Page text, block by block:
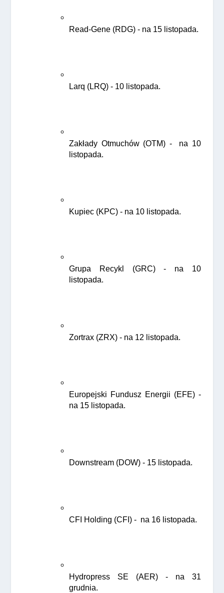
Read-Gene (RDG) - na 15 listopada.
Larq (LRQ) - 10 listopada.
Zakłady Otmuchów (OTM) -  na 10
listopada.
Kupiec (KPC) - na 10 listopada.
Grupa Recykl (GRC) - na 10
listopada.
Zortrax (ZRX) - na 12 listopada.
Europejski Fundusz Energii (EFE) -
na 15 listopada.
Downstream (DOW) - 15 listopada.
CFI Holding (CFI) -  na 16 listopada.
Hydropress SE (AER) - na 31
grudnia.